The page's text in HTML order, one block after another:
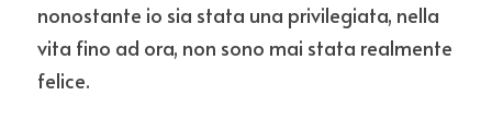
nonostante io sia stata una privilegiata, nella
vita fino ad ora, non sono mai stata realmente
felice.